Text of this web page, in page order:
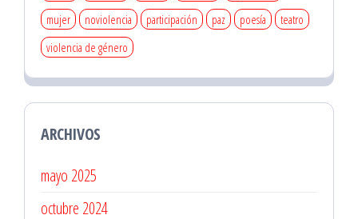
mujer
noviolencia participación paz poesía
teatro
violencia de género
ARCHIVOS
mayo 2025
octubre 2024